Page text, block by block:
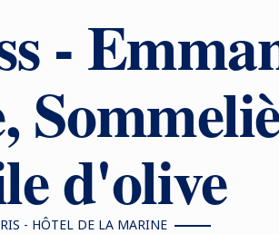
-
d'olive
- HÔTEL DE LA MARINE